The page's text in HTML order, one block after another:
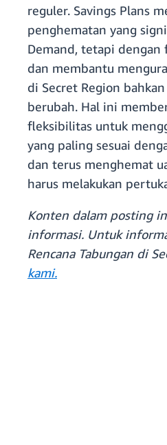
reguler. Savings Plans
penghematan yang
Demand, tetapi
dan membantu
di Secret Region
berubah. Hal ini
fleksibilitas untuk
yang paling sesuai
dan terus menghemat
harus melakukan
Konten dalam posting
informasi. Untuk
Rencana Tabungan di
kami.